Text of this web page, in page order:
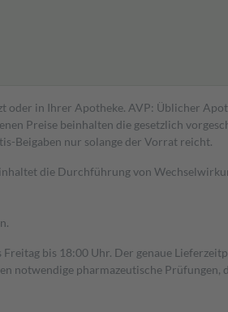
oder in Ihrer Apotheke. AVP: Üblicher
Preise beinhalten die gesetzlich
Beigaben nur solange der Vorrat reicht.
die Durchführung von
bis 18:00 Uhr. Der genaue
notwendige pharmazeutische